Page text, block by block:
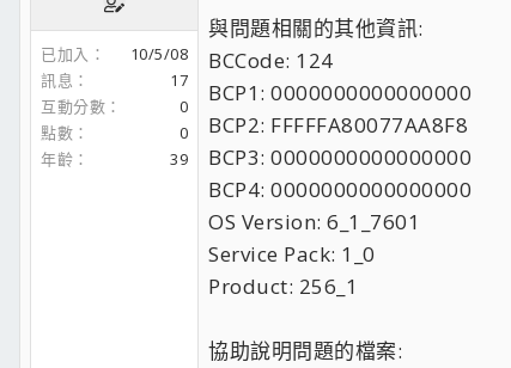
已加入
10/5/08
訊息
17
互動分數
0
點數
0
年齡
39
與問題相關的其他資訊:
BCCode: 124
BCP1: 0000000000000000
BCP2: FFFFFA80077AA8F8
BCP3: 0000000000000000
BCP4: 0000000000000000
OS Version: 6_1_7601
Service Pack: 1_0
Product: 256_1
協助說明問題的檔案: